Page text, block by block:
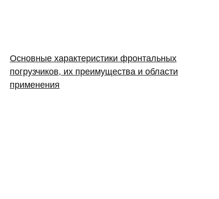
Основные характеристики фронтальных
погрузчиков, их преимущества и области
применения